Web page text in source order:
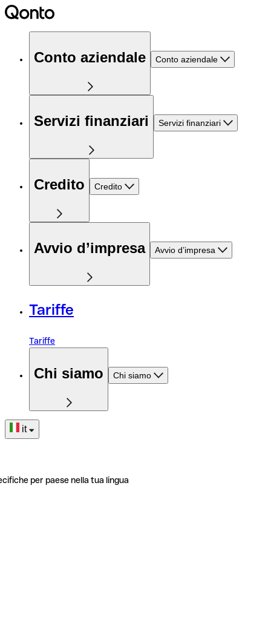
Conto aziendale Conto aziendale
Servizi finanziari Servizi finanziari
Credito Credito
Avvio d’impresa Avvio d’impresa
Tariffe
Tariffe
Chi siamo Chi siamo
it
per paese nella tua lingua